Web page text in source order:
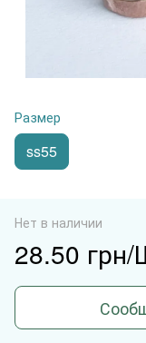
Размер
ss55
Нет в наличии
28.50 грн/